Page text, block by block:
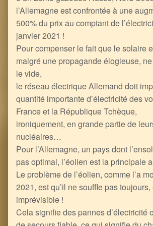
l’Allemagne est confrontée à une
500% du prix au comptant de
janvier 2021 !
Pour compenser le fait que le solaire
malgré une propagande élogieuse,
le vide,
le réseau électrique Allemand doit
quantité importante d’électricité des
France et la République Tchèque,
ironiquement, en grande partie de
nucléaires…
Pour l’Allemagne, un pays dont
pas optimal, l’éolien est la principale
Le problème de l’éolien, comme l’a
2021, est qu’il ne souffle pas
imprévisible !
Cela signifie des pannes d’électricité